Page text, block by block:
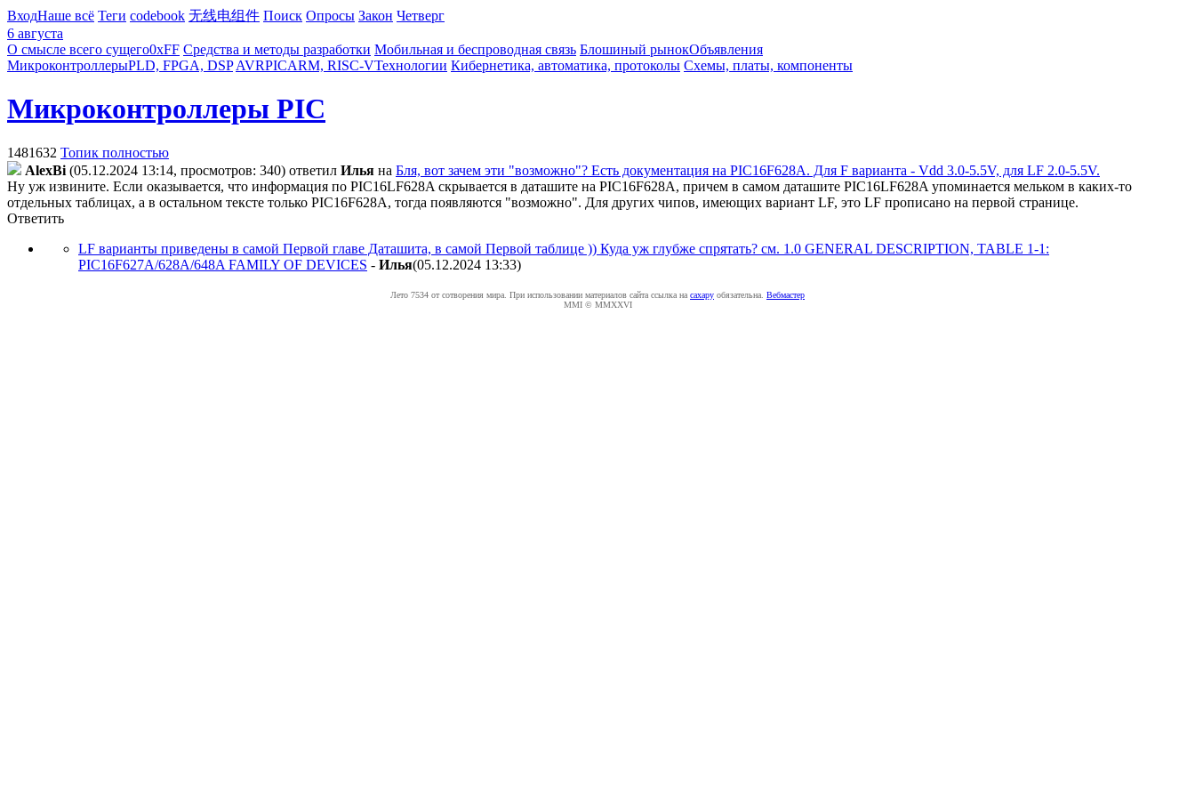
ВходНаше всё Теги codebook 无线电组件 Поиск Опросы Закон Четверг
6 августа
О смысле всего сущего0xFF Средства и методы разработки Мобильная и беспроводная связь Блошиный рынокОбъявления
МикроконтроллерыPLD, FPGA, DSP AVRPICARM, RISC-VТехнологии Кибернетика, автоматика, протоколы Схемы, платы, компоненты
Микроконтроллеры PIC
1481632 Топик полностью
AlexBi (05.12.2024 13:14, просмотров: 340) ответил Илья на Бля, вот зачем эти "возможно"? Есть документация на PIC16F628A. Для F варианта - Vdd 3.0-5.5V, для LF 2.0-5.5V.
Ну уж извините. Если оказывается, что информация по PIC16LF628A скрывается в даташите на PIC16F628A, причем в самом даташите PIC16LF628A упоминается мельком в каких-то
отдельных таблицах, а в остальном тексте только PIC16F628A, тогда появляются "возможно". Для других чипов, имеющих вариант LF, это LF прописано на первой странице.
Ответить
LF варианты приведены в самой Первой главе Даташита, в самой Первой таблице )) Куда уж глубже спрятать? см. 1.0 GENERAL DESCRIPTION, TABLE 1-1:
PIC16F627A/628A/648A FAMILY OF DEVICES - Илья(05.12.2024 13:33)
Лето 7534 от сотворения мира. При использовании материалов сайта ссылка на caxapу обязательна. Вебмастер
MMI © MMXXVI